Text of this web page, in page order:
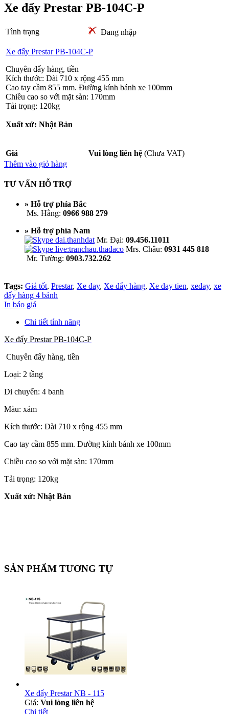
Xe đẩy Prestar PB-104C-P
Tình trạng Đang nhập
Xe đẩy Prestar PB-104C-P
Chuyên đẩy hàng, tiền
Kích thước: Dài 710 x rộng 455 mm
Cao tay cầm 855 mm. Đường kính bánh xe 100mm
Chiều cao so với mặt sàn: 170mm
Tải trọng: 120kg
Xuất xứ: Nhật Bản
Giá Vui lòng liên hệ (Chưa VAT)
Thêm vào giỏ hàng
TƯ VẤN HỖ TRỢ
» Hỗ trợ phía Bắc
Ms. Hằng: 0966 988 279
» Hỗ trợ phía Nam
Mr. Đại: 09.456.11011
Mrs. Châu: 0931 445 818
Mr. Tường: 0903.732.262
Tags: Giá tốt, Prestar, Xe day, Xe đẩy hàng, Xe day tien, xeday, xe
đẩy hàng 4 bánh
In báo giá
Chi tiết tính năng
Xe đẩy Prestar PB-104C-P
Chuyên đẩy hàng, tiền
Loại: 2 tầng
Di chuyển: 4 banh
Màu: xám
Kích thước: Dài 710 x rộng 455 mm
Cao tay cầm 855 mm. Đường kính bánh xe 100mm
Chiều cao so với mặt sàn: 170mm
Tải trọng: 120kg
Xuất xứ: Nhật Bản
SẢN PHẨM TƯƠNG TỰ
Xe đẩy Prestar NB - 115
Giá: Vui lòng liên hệ
Chi tiết